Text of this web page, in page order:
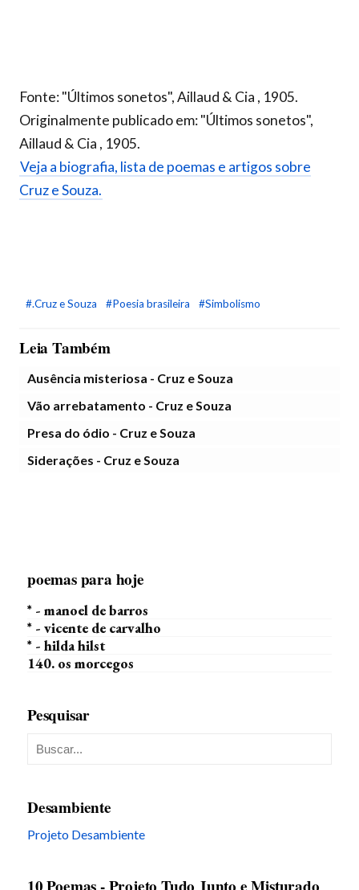
Fonte: "Últimos sonetos", Aillaud & Cia , 1905.
Originalmente publicado em: "Últimos sonetos",
Aillaud & Cia , 1905.
Veja a biografia, lista de poemas e artigos sobre
Cruz e Souza.
#.Cruz e Souza #Poesia brasileira #Simbolismo
Leia Também
Ausência misteriosa - Cruz e Souza
Vão arrebatamento - Cruz e Souza
Presa do ódio - Cruz e Souza
Siderações - Cruz e Souza
poemas para hoje
* - manoel de barros
* - vicente de carvalho
* - hilda hilst
140. os morcegos
Pesquisar
Desambiente
Projeto Desambiente